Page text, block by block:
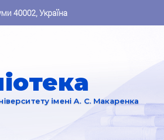
40002, Україна
імені А. С. Макаренка